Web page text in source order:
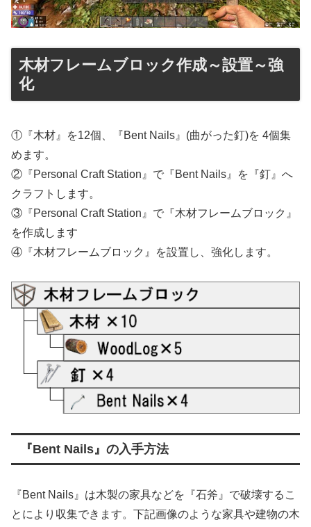
木材フレームブロック作成～設置～強
化
①『木材』を12個、『Bent Nails』(曲がった釘)を 4個集
めます。
②『Personal Craft Station』で『Bent Nails』を『釘』へ
クラフトします。
③『Personal Craft Station』で『木材フレームブロック』
を作成します
④『木材フレームブロック』を設置し、強化します。
『Bent Nails』の入手方法
『Bent Nails』は木製の家具などを『石斧』で破壊するこ
とにより収集できます。下記画像のような家具や建物の木